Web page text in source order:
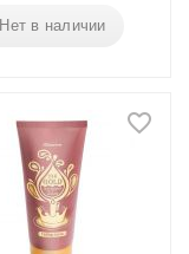
Нет в наличии